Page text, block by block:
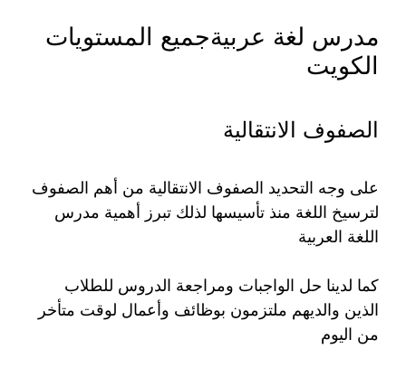
مدرس لغة عربيةجميع المستويات
الكويت
الصفوف الانتقالية
على وجه التحديد الصفوف الانتقالية من أهم الصفوف
لترسيخ اللغة منذ تأسيسها لذلك تبرز أهمية مدرس
اللغة العربية
كما لدينا حل الواجبات ومراجعة الدروس للطلاب
الذين والديهم ملتزمون بوظائف وأعمال لوقت متأخر
من اليوم